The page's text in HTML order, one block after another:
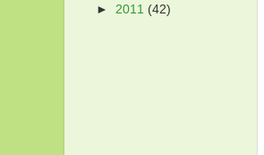
► 2011 (42)